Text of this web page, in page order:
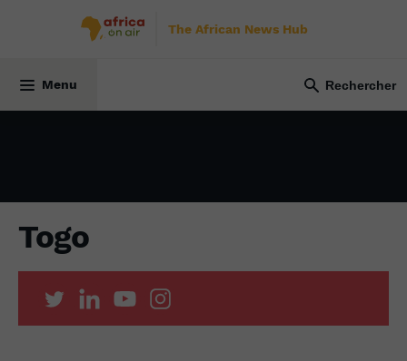
The African News Hub
Menu
Togo